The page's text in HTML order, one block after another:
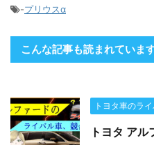
-プリウスα
こんな記事も読まれていま
トヨタ車のラ
トヨタ ア